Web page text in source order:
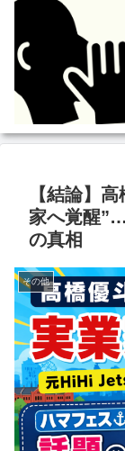
【結論】
家へ覚醒
の真相
その他